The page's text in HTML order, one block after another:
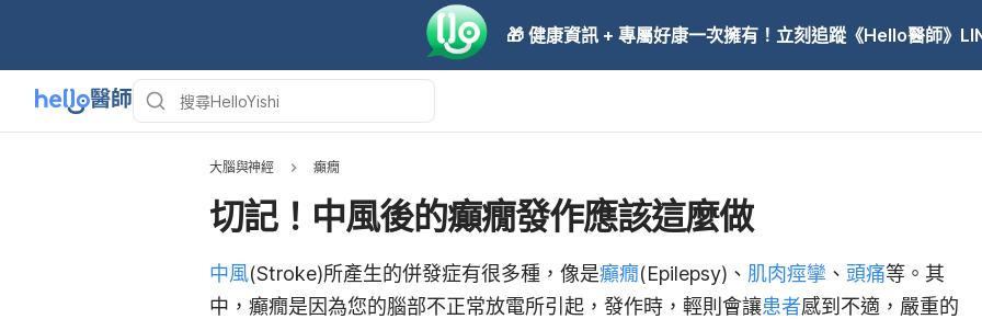
🎁 健康資訊 + 專屬好康一次擁有！立刻追蹤《Hello醫師》
大腦與神經 癲癇
切記！中風後的癲癇發作應該這麼做
中風(Stroke)所產生的併發症有很多種，像是癲癇(Epilepsy)、 肌肉痙攣 、 頭痛等。其
中，癲癇是因為您的腦部不正常放電所引起，發作時，輕則會讓患者感到不適，嚴重的